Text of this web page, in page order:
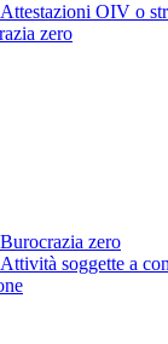
Attestazioni OIV o
zero
Burocrazia zero
Attività soggette a